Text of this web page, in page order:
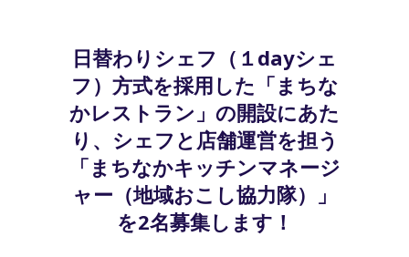
日替わりシェフ（１dayシェ
フ）方式を採用した「まちな
かレストラン」の開設にあた
り、シェフと店舗運営を担う
「まちなかキッチンマネージ
ャー（地域おこし協力隊）」
を2名募集します！